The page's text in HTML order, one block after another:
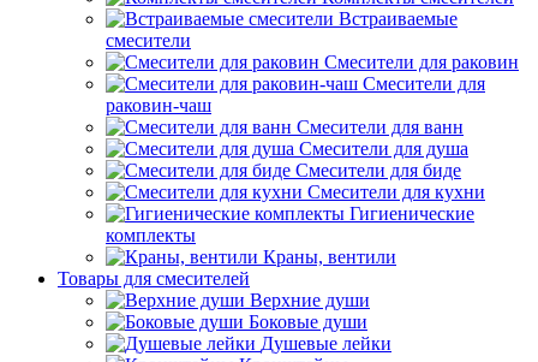
Встраиваемые
смесители
Смесители для раковин
Смесители для
раковин-чаш
Смесители для ванн
Смесители для душа
Смесители для биде
Смесители для кухни
Гигиенические
комплекты
Краны, вентили
Товары для смесителей
Верхние души
Боковые души
Душевые лейки